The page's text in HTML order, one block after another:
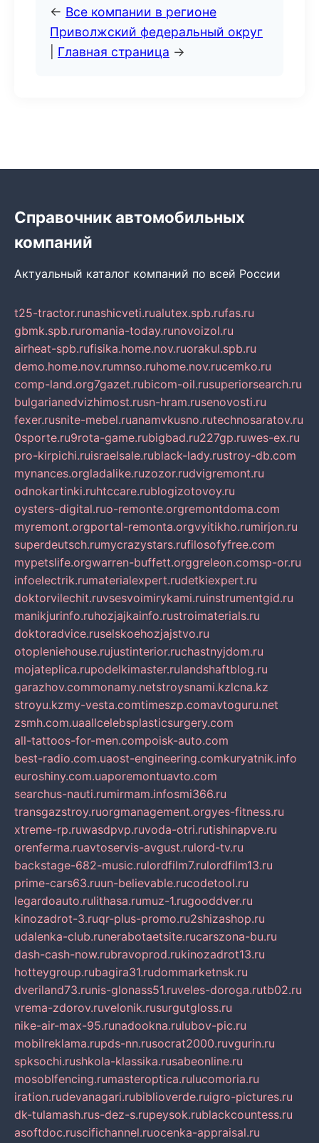
← Все компании в регионе
Приволжский федеральный округ
Главная страница →
Справочник автомобильных
компаний
Актуальный каталог компаний по всей России
t25-tractor.runashicveti.rualutex.spb.rufas.ru
gbmk.spb.ruromania-today.runovoizol.ru
airheat-spb.rufisika.home.nov.ruorakul.spb.ru
demo.home.nov.rumnso.ruhome.nov.rucemko.ru
comp-land.org7gazet.rubicom-oil.rusuperiorsearch.ru
bulgarianedvizhimost.rusn-hram.rusenovosti.ru
fexer.rusnite-mebel.ruanamvkusno.rutechnosaratov.ru
0sporte.ru9rota-game.rubigbad.ru227gp.ruwes-ex.ru
pro-kirpichi.ruisraelsale.rublack-lady.rustroy-db.com
mynances.orgladalike.ruzozor.rudvigremont.ru
odnokartinki.ruhtccare.rublogizotovoy.ru
oysters-digital.ruo-remonte.orgremontdoma.com
myremont.orgportal-remonta.orgvyitikho.rumirjon.ru
superdeutsch.rumycrazystars.rufilosofyfree.com
mypetslife.orgwarren-buffett.orggreleon.comsp-or.ru
infoelectrik.rumaterialexpert.rudetkiexpert.ru
doktorvilechit.ruvsesvoimirykami.ruinstrumentgid.ru
manikjurinfo.ruhozjajkainfo.rustroimaterials.ru
doktoradvice.ruselskoehozjajstvo.ru
otopleniehouse.rujustinterior.ruchastnyjdom.ru
mojateplica.rupodelkimaster.rulandshaftblog.ru
garazhov.commonamy.netstroysnami.kzlcna.kz
stroyu.kzmy-vesta.comtimeszp.comavtoguru.net
zsmh.com.uaallcelebsplasticsurgery.com
all-tattoos-for-men.compoisk-auto.com
best-radio.com.uaost-engineering.comkuryatnik.info
euroshiny.com.uaporemontuavto.com
searchus-nauti.rumirmam.infosmi366.ru
transgazstroy.ruorgmanagement.orgyes-fitness.ru
xtreme-rp.ruwasdpvp.ruvoda-otri.rutishinapve.ru
orenferma.ruavtoservis-avgust.rulord-tv.ru
backstage-682-music.rulordfilm7.rulordfilm13.ru
prime-cars63.ruun-believable.rucodetool.ru
legardoauto.rulithasa.rumuz-1.rugooddver.ru
kinozadrot-3.ruqr-plus-promo.ru2shizashop.ru
udalenka-club.runerabotaetsite.rucarszona-bu.ru
dash-cash-now.rubravoprod.rukinozadrot13.ru
hotteygroup.rubagira31.rudommarketnsk.ru
dveriland73.runis-glonass51.ruveles-doroga.rutb02.ru
vrema-zdorov.ruvelonik.rusurgutgloss.ru
nike-air-max-95.runadookna.rulubov-pic.ru
mobilreklama.rupds-nn.rusocrat2000.ruvgurin.ru
spksochi.rushkola-klassika.rusabeonline.ru
mosoblfencing.rumasteroptica.rulucomoria.ru
iration.rudevanagari.rubiblioverde.ruigro-pictures.ru
dk-tulamash.rus-dez-s.rupeysok.rublackcountess.ru
asoftdoc.ruscifichannel.ruocenka-appraisal.ru